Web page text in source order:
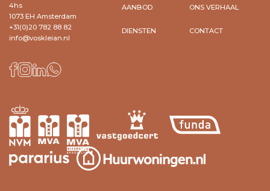
4hs
1073 EH Amsterdam
+31(0)20 782 88 82
info@voskleian.nl
AANBOD
DIENSTEN
ONS VERHAAL
CONTACT